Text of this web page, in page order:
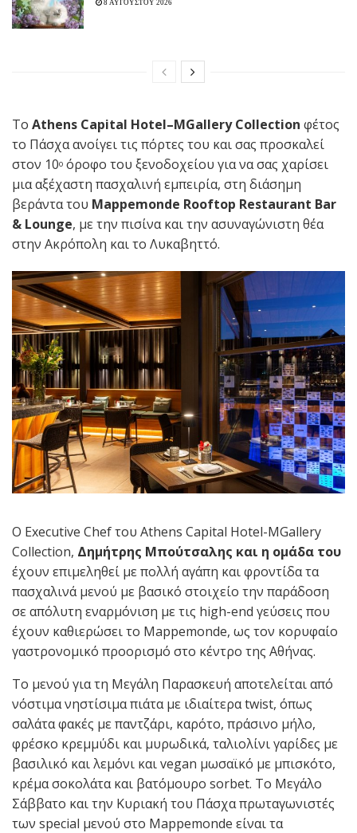
8 ΑΥΓΟΥΣΤΟΥ 2026
Το Athens Capital Hotel–MGallery Collection φέτος
το Πάσχα ανοίγει τις πόρτες του και σας προσκαλεί
στον 10ο όροφο του ξενοδοχείου για να σας χαρίσει
μια αξέχαστη πασχαλινή εμπειρία, στη διάσημη
βεράντα του Mappemonde Rooftop Restaurant Bar
& Lounge, με την πισίνα και την ασυναγώνιστη θέα
στην Ακρόπολη και το Λυκαβηττό.
Ο Executive Chef του Athens Capital Hotel-MGallery
Collection, Δημήτρης Μπούτσαλης και η ομάδα του
έχουν επιμεληθεί με πολλή αγάπη και φροντίδα τα
πασχαλινά μενού με βασικό στοιχείο την παράδοση
σε απόλυτη εναρμόνιση με τις high-end γεύσεις που
έχουν καθιερώσει το Mappemonde, ως τον κορυφαίο
γαστρονομικό προορισμό στο κέντρο της Αθήνας.
Το μενού για τη Μεγάλη Παρασκευή αποτελείται από
νόστιμα νηστίσιμα πιάτα με ιδιαίτερα twist, όπως
σαλάτα φακές με παντζάρι, καρότο, πράσινο μήλο,
φρέσκο κρεμμύδι και μυρωδικά, ταλιολίνι γαρίδες με
βασιλικό και λεμόνι και vegan μωσαϊκό με μπισκότο,
κρέμα σοκολάτα και βατόμουρο sorbet. Το Μεγάλο
Σάββατο και την Κυριακή του Πάσχα πρωταγωνιστές
των special μενού στο Mappemonde είναι τα